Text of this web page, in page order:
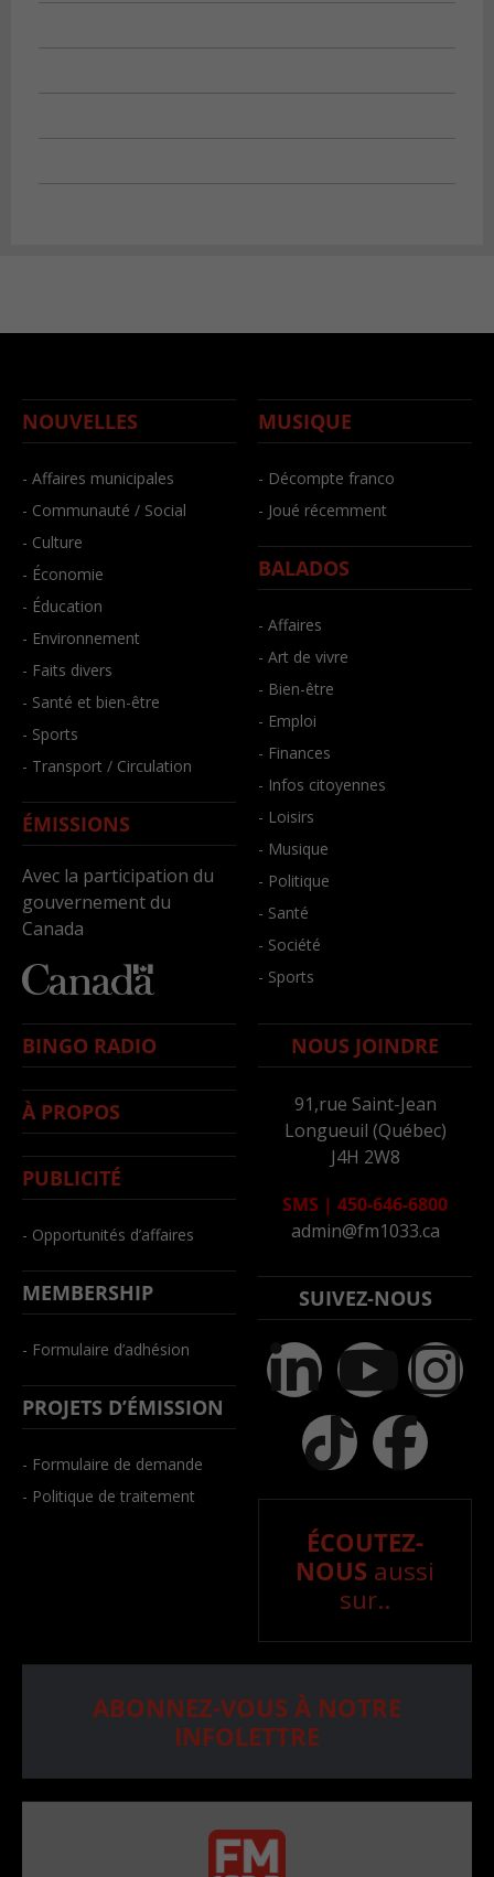
NOUVELLES
- Affaires municipales
- Communauté / Social
- Culture
- Économie
- Éducation
- Environnement
- Faits divers
- Santé et bien-être
- Sports
- Transport / Circulation
ÉMISSIONS
Avec la participation du
gouvernement du
Canada
MUSIQUE
- Décompte franco
- Joué récemment
BALADOS
- Affaires
- Art de vivre
- Bien-être
- Emploi
- Finances
- Infos citoyennes
- Loisirs
- Musique
- Politique
- Santé
- Société
- Sports
BINGO RADIO
À PROPOS
PUBLICITÉ
- Opportunités d’affaires
MEMBERSHIP
- Formulaire d’adhésion
PROJETS D’ÉMISSION
- Formulaire de demande
- Politique de traitement
NOUS JOINDRE
91,rue Saint-Jean
Longueuil (Québec)
J4H 2W8
SMS | 450-646-6800
admin@fm1033.ca
SUIVEZ-NOUS
ÉCOUTEZ-
NOUS aussi
sur..
ABONNEZ-VOUS À NOTRE
INFOLETTRE